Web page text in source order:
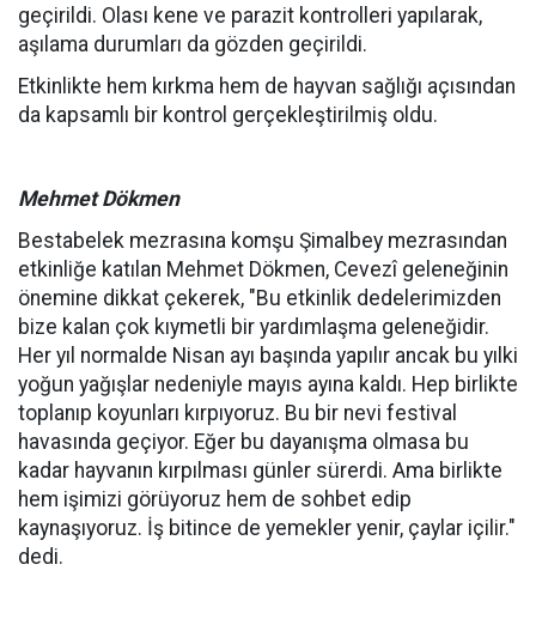
geçirildi. Olası kene ve parazit kontrolleri yapılarak,
aşılama durumları da gözden geçirildi.
Etkinlikte hem kırkma hem de hayvan sağlığı açısından
da kapsamlı bir kontrol gerçekleştirilmiş oldu.
Mehmet Dökmen
Bestabelek mezrasına komşu Şimalbey mezrasından
etkinliğe katılan Mehmet Dökmen, Cevezî geleneğinin
önemine dikkat çekerek, "Bu etkinlik dedelerimizden
bize kalan çok kıymetli bir yardımlaşma geleneğidir.
Her yıl normalde Nisan ayı başında yapılır ancak bu yılki
yoğun yağışlar nedeniyle mayıs ayına kaldı. Hep birlikte
toplanıp koyunları kırpıyoruz. Bu bir nevi festival
havasında geçiyor. Eğer bu dayanışma olmasa bu
kadar hayvanın kırpılması günler sürerdi. Ama birlikte
hem işimizi görüyoruz hem de sohbet edip
kaynaşıyoruz. İş bitince de yemekler yenir, çaylar içilir."
dedi.